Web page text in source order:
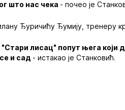
што нас чека - почео је
Ђуричићу Ђумију, тренеру
лисац" попут њега који
и сад - истакао је Станковић.